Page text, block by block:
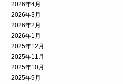
2026年4月
2026年3月
2026年2月
2026年1月
2025年12月
2025年11月
2025年10月
2025年9月